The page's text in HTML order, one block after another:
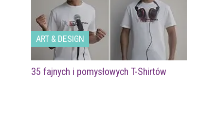
ART & DESIGN
35 fajnych i pomysłowych T-Shirtów